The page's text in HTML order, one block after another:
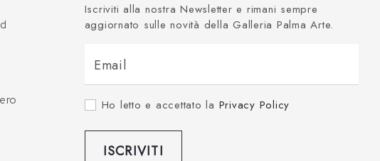
Iscriviti alla nostra Newsletter e rimani sempre
aggiornato sulle novità della Galleria Palma Arte.
Email
Ho letto e accettato la Privacy Policy
ISCRIVITI